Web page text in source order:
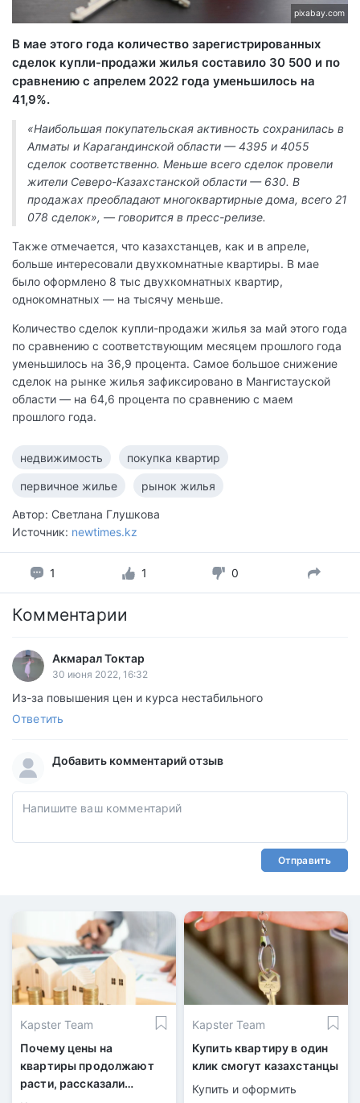
pixabay.com
В мае этого года количество зарегистрированных
сделок купли-продажи жилья составило 30 500 и по
сравнению с апрелем 2022 года уменьшилось на
41,9%.
«Наибольшая покупательская активность сохранилась в
Алматы и Карагандинской области — 4395 и 4055
сделок соответственно. Меньше всего сделок провели
жители Северо-Казахстанской области — 630. В
продажах преобладают многоквартирные дома, всего 21
078 сделок», — говорится в пресс-релизе.
Также отмечается, что казахстанцев, как и в апреле,
больше интересовали двухкомнатные квартиры. В мае
было оформлено 8 тыс двухкомнатных квартир,
однокомнатных — на тысячу меньше.
Количество сделок купли-продажи жилья за май этого года
по сравнению c соответствующим месяцем прошлого года
уменьшилось на 36,9 процента. Самое большое снижение
сделок на рынке жилья зафиксировано в Мангистауской
области — на 64,6 процента по сравнению с маем
прошлого года.
недвижимость покупка квартир
первичное жилье рынок жилья
Автор: Светлана Глушкова
Источник: newtimes.kz
1 1 0
Комментарии
Акмарал Токтар
30 июня 2022, 16:32
Из-за повышения цен и курса нестабильного
Ответить
Добавить комментарий отзыв
Отправить
Kapster Team
Почему цены на
квартиры продолжают
расти, рассказали
Kapster Team
Купить квартиру в один
клик смогут казахстанцы
Купить и оформить